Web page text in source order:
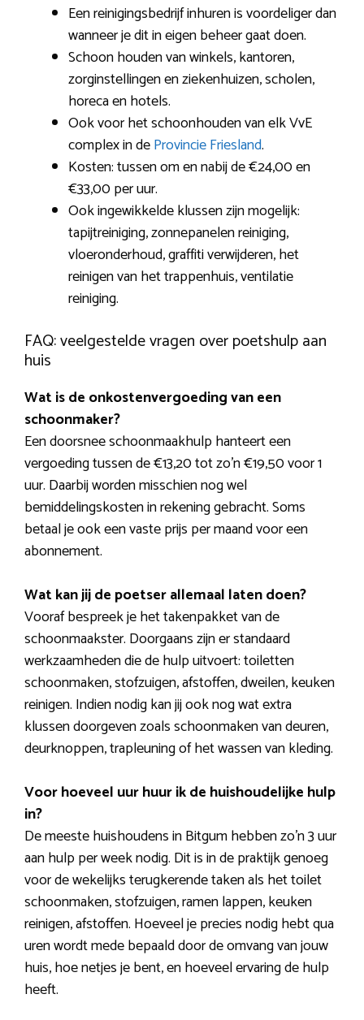
Een reinigingsbedrijf inhuren is voordeliger dan
wanneer je dit in eigen beheer gaat doen.
Schoon houden van winkels, kantoren,
zorginstellingen en ziekenhuizen, scholen,
horeca en hotels.
Ook voor het schoonhouden van elk VvE
complex in deProvincie Friesland.
Kosten: tussen om en nabij de €24,00 en
€33,00 per uur.
Ook ingewikkelde klussen zijn mogelijk:
tapijtreiniging, zonnepanelen reiniging,
vloeronderhoud, graffiti verwijderen, het
reinigen van het trappenhuis, ventilatie
reiniging.
FAQ: veelgestelde vragen over poetshulp aan
huis
Wat is de onkostenvergoeding van een
schoonmaker?
Een doorsnee schoonmaakhulp hanteert een
vergoeding tussen de €13,20 tot zo’n €19,50 voor 1
uur. Daarbij worden misschien nog wel
bemiddelingskosten in rekening gebracht. Soms
betaal je ook een vaste prijs per maand voor een
abonnement.
Wat kan jij de poetser allemaal laten doen?
Vooraf bespreek je het takenpakket van de
schoonmaakster. Doorgaans zijn er standaard
werkzaamheden die de hulp uitvoert: toiletten
schoonmaken, stofzuigen, afstoffen, dweilen, keuken
reinigen. Indien nodig kan jij ook nog wat extra
klussen doorgeven zoals schoonmaken van deuren,
deurknoppen, trapleuning of het wassen van kleding.
Voor hoeveel uur huur ik de huishoudelijke hulp
in?
De meeste huishoudens in Bitgum hebben zo’n 3 uur
aan hulp per week nodig. Dit is in de praktijk genoeg
voor de wekelijks terugkerende taken als het toilet
schoonmaken, stofzuigen, ramen lappen, keuken
reinigen, afstoffen. Hoeveel je precies nodig hebt qua
uren wordt mede bepaald door de omvang van jouw
huis, hoe netjes je bent, en hoeveel ervaring de hulp
heeft.